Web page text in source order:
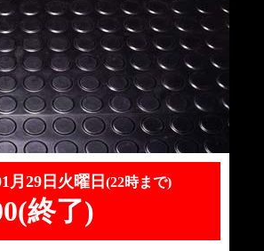
月29日火曜日 (22時まで)
終了)